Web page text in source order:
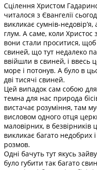
Сцілення Христом
читалося з Євангелії
викликає сумнів-
глум. А саме, коли Христос
вони стали проситися, щоб
свиней, що тут недалеко
ввійшли в свиней, і ввесь
море і потонув. А було в
дві тисячі свиней.
Цей випадок сам собою для
темна для нас природа
вистачає розуміння, там
висловом одного отця
маловірних, в безвірників
викликає багато недобрих
розмов.
Одні бачуть тут якусь
було губити так багато